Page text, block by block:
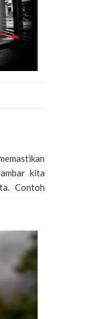
kita
Contoh